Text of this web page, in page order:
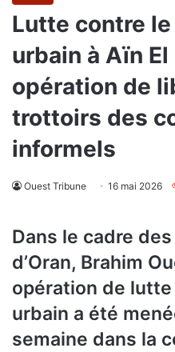
Lutte contre
urbain à Aïn El
opération de
trottoirs des
informels
Ouest Tribune 16 mai 2026
Dans le cadre
d’Oran, Brahim
opération de
urbain a été
semaine dans la